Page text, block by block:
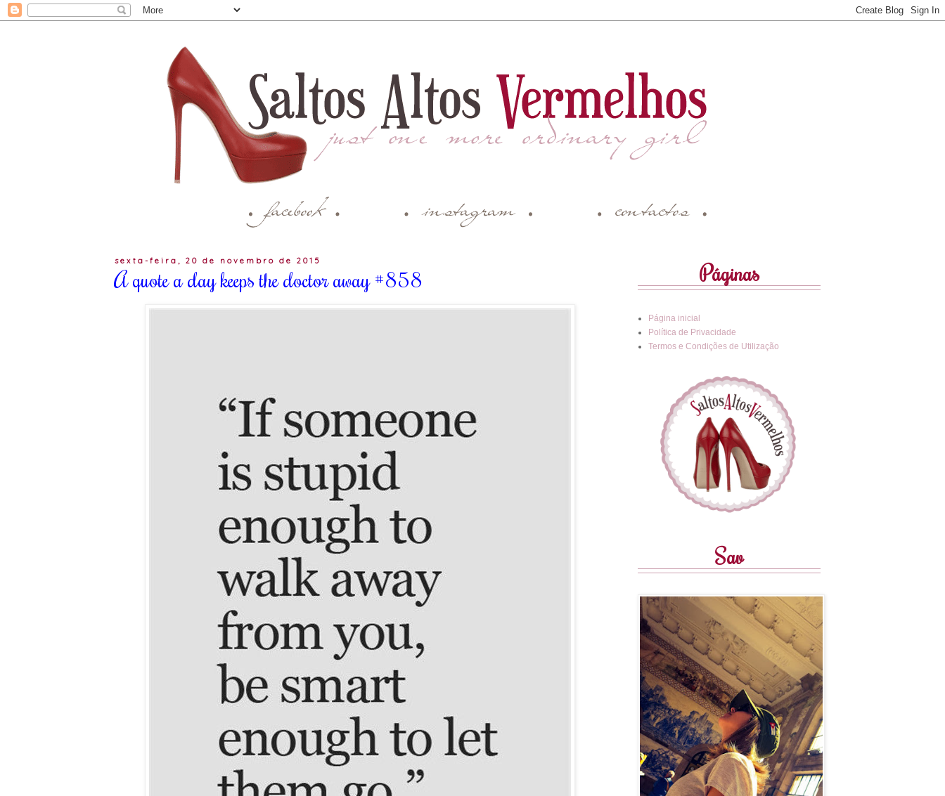
sexta-feira, 20 de novembro de 2015
A quote a day keeps the doctor away #858 Páginas
Página inicial
Política de Privacidade
Termos e Condições de Utilização
Sav